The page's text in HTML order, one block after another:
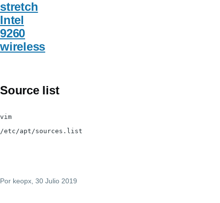
stretch
Intel
9260
wireless
Source list
vim
/etc/apt/sources.list
Por keopx , 30 Julio 2019